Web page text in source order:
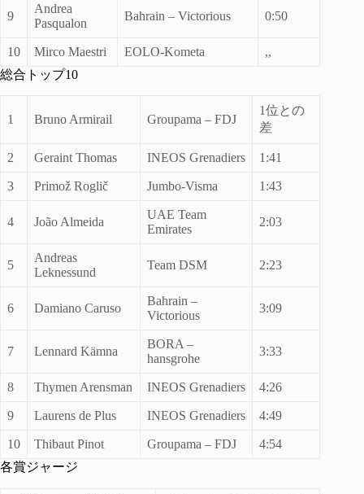
9
Andrea
Pasqualon
Bahrain – Victorious 0:50
10 Mirco Maestri EOLO-Kometa
,,
総合トップ10
1 Bruno Armirail Groupama – FDJ
1位との
差
2 Geraint Thomas INEOS Grenadiers 1:41
3 Primož Roglič Jumbo-Visma 1:43
4 João Almeida
UAE Team
Emirates
2:03
5
Andreas
Leknessund
Team DSM 2:23
6 Damiano Caruso
Bahrain –
Victorious
3:09
7 Lennard Kämna
BORA –
hansgrohe
3:33
8 Thymen Arensman INEOS Grenadiers 4:26
9 Laurens de Plus INEOS Grenadiers 4:49
10 Thibaut Pinot Groupama – FDJ
4:54
各賞ジャージ